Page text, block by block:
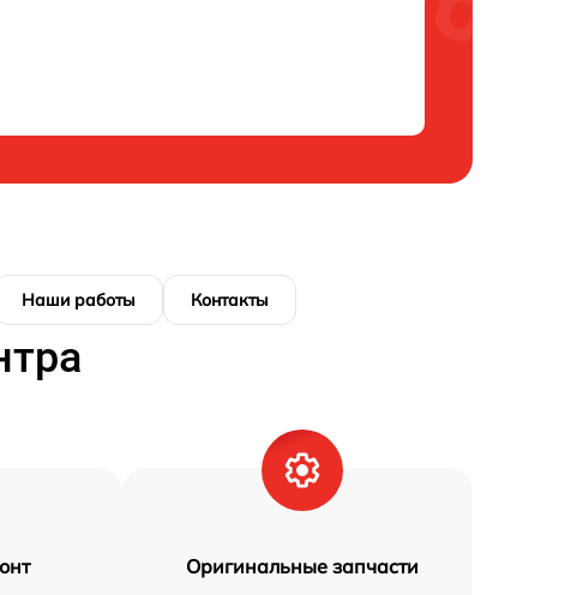
Наши работы Контакты
Оригинальные запчасти